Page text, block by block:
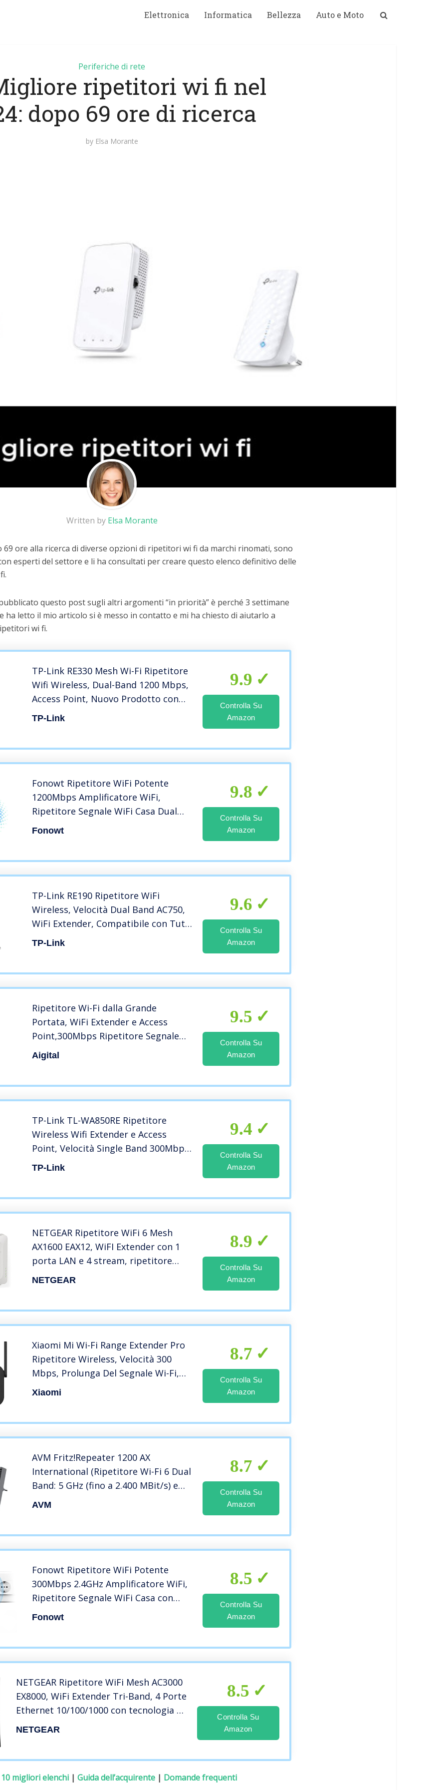
Elettronica Informatica Bellezza Auto e Moto
Periferiche di rete
ripetitori wi fi nel
dopo 69 ore di ricerca
by Elsa Morante
Written by Elsa Morante
ore alla ricerca di diverse opzioni di ripetitori wi fi da marchi rinomati, sono
esperti del settore e li ha consultati per creare questo elenco definitivo delle
questo post sugli altri argomenti “in priorità” è perché 3 settimane
ha letto il mio articolo si è messo in contatto e mi ha chiesto di aiutarlo a
wi fi.
TP-Link RE330 Mesh Wi-Fi Ripetitore
Wifi Wireless, Dual-Band 1200 Mbps,
Access Point, Nuovo Prodotto con
Tecnologia TP-Link Onemesh, con
TP-Link
9.9
Controlla Su
Amazon
Fonowt Ripetitore WiFi Potente
1200Mbps Amplificatore WiFi,
Ripetitore Segnale WiFi Casa Dual
Band 5GHz & 2.4GHz, Supporta
Fonowt
9.8
Controlla Su
Amazon
TP-Link RE190 Ripetitore WiFi
Wireless, Velocità Dual Band AC750,
WiFi Extender, Compatibile con Tutti
i Box Internet, Senza Porta,
TP-Link
9.6
Controlla Su
Amazon
Ripetitore Wi-Fi dalla Grande
Portata, WiFi Extender e Access
Point,300Mbps Ripetitore Segnale
WiFi Casa con Porta LAN, 2 Antenne,
WPS, modalità Repeater/Router/AP
Aigital
9.5
Controlla Su
Amazon
TP-Link TL-WA850RE Ripetitore
Wireless Wifi Extender e Access
Point, Velocità Single Band 300Mbps,
Porta LAN, Potenzia la tua copertura
TP-Link
9.4
Controlla Su
Amazon
NETGEAR Ripetitore WiFi 6 Mesh
AX1600 EAX12, WiFI Extender con 1
porta LAN e 4 stream, ripetitore
WiFi wireless compatibile con
NETGEAR
8.9
Controlla Su
Amazon
Xiaomi Mi Wi-Fi Range Extender Pro
Ripetitore Wireless, Velocità 300
Mbps, Prolunga Del Segnale Wi-Fi,
‎Nero
Xiaomi
8.7
Controlla Su
Amazon
AVM Fritz!Repeater 1200 AX
International (Ripetitore Wi-Fi 6 Dual
Band: 5 GHz (fino a 2.400 MBit/s) e
2,4 GHz-Band (info a 600 MBit/s),
AVM
8.7
Controlla Su
Amazon
Fonowt Ripetitore WiFi Potente
300Mbps 2.4GHz Amplificatore WiFi,
Ripetitore Segnale WiFi Casa con
WPS, Supporta Modalità
Fonowt
8.5
Controlla Su
Amazon
NETGEAR Ripetitore WiFi Mesh AC3000
EX8000, WiFi Extender Tri-Band, 4 Porte
Ethernet 10/100/1000 con tecnologia di
auto-sensing, Ripetitore WiFi wireless
NETGEAR
8.5
Controlla Su
Amazon
10 migliori elenchi | Guida dell’acquirente | Domande frequenti